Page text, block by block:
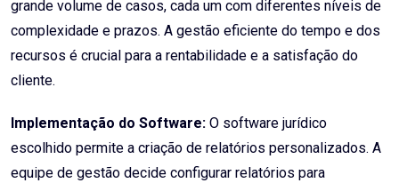
grande volume de casos, cada um com diferentes níveis de
complexidade e prazos. A gestão eficiente do tempo e dos
recursos é crucial para a rentabilidade e a satisfação do
cliente.
Implementação do Software: O software jurídico
escolhido permite a criação de relatórios personalizados. A
equipe de gestão decide configurar relatórios para